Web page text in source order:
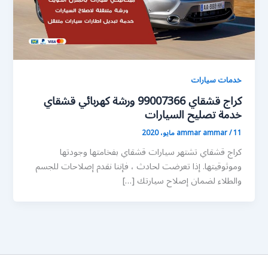
خدمات سيارات
كراج قشقاي 99007366 ورشة كهربائي قشقاي
خدمة تصليح السيارات
ammar ammar/11 مايو، 2020
كراج قشقاي تشتهر سيارات قشقاي بفخامتها وجودتها
وموثوقيتها. إذا تعرضت لحادث ، فإننا نقدم إصلاحات للجسم
والطلاء لضمان إصلاح سيارتك […]